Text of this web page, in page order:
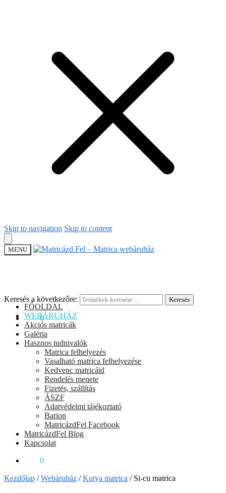
Skip to navigation Skip to content
MENU
Keresés a következőre: Keresés
0Ft 0
FŐOLDAL
WEBÁRUHÁZ
Akciós matricák
Galéria
Hasznos tudnivalók
Matrica felhelyezés
Vasalható matrica felhelyezése
Kedvenc matricáid
Rendelés menete
Fizetés, szállítás
ÁSZF
Adatvédelmi tájékoztató
Barion
MatricázdFel Facebook
MatricázdFel Blog
Kapcsolat
0
Kezdőlap /Webáruház /Kutya matrica / Si-cu matrica